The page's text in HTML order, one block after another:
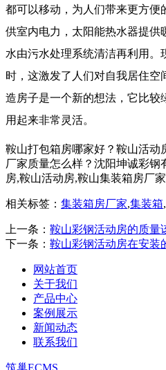
都可以移动，为人们带来更方便
供室内电力，太阳能热水器提供
水由污水处理系统清洁再利用。
时，这激发了人们对自我居住空
造房子是一个新的想法，它比较
用起来非常灵活。
鞍山打包箱房哪家好？鞍山活动
厂家质量怎么样？沈阳坤诚彩钢
房,鞍山活动房,鞍山集装箱房厂
相关标签： 集装箱房厂家,集装箱,
上一条： 鞍山彩钢活动房的质量
下一条： 鞍山彩钢活动房在安装
网站首页
关于我们
产品中心
案例展示
新闻动态
联系我们